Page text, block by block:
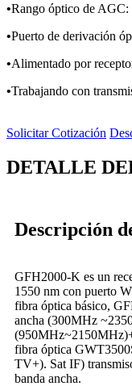
•Rango óptico de
•Puerto de derivación
•Alimentado por
•Trabajando con
Solicitar Cotización
DETALLE
Descripción
GFH2000-K es un
1550 nm con puerto
fibra óptica básico,
ancha (300MHz
fibra óptica
TV+). Sat IF)
banda ancha.